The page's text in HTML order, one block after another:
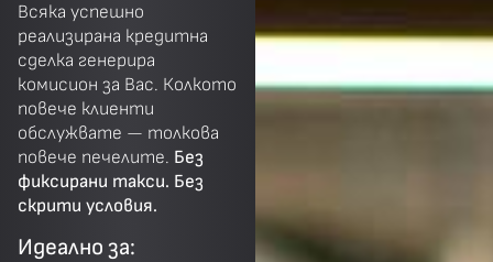
Всяка успешно
реализирана кредитна
сделка генерира
комисион за Вас. Колкото
повече клиенти
обслужвате — толкова
повече печелите. Без
фиксирани такси. Без
скрити условия.
Идеално за: